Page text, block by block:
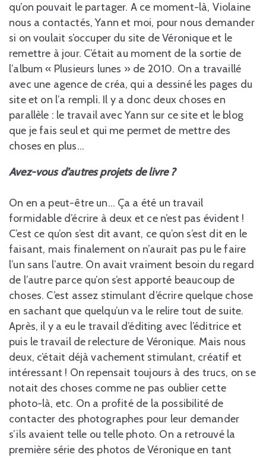
qu’on pouvait le partager. A ce moment-là, Violaine
nous a contactés, Yann et moi, pour nous demander
si on voulait s’occuper du site de Véronique et le
remettre à jour. C’était au moment de la sortie de
l’album « Plusieurs lunes » de 2010. On a travaillé
avec une agence de créa, qui a dessiné les pages du
site et on l’a rempli. Il y a donc deux choses en
parallèle : le travail avec Yann sur ce site et le blog
que je fais seul et qui me permet de mettre des
choses en plus…
Avez-vous d’autres projets de livre ?
On en a peut-être un… Ça a été un travail
formidable d’écrire à deux et ce n’est pas évident !
C’est ce qu’on s’est dit avant, ce qu’on s’est dit en le
faisant, mais finalement on n’aurait pas pu le faire
l’un sans l’autre. On avait vraiment besoin du regard
de l’autre parce qu’on s’est apporté beaucoup de
choses. C’est assez stimulant d’écrire quelque chose
en sachant que quelqu’un va le relire tout de suite.
Après, il y a eu le travail d’éditing avec l’éditrice et
puis le travail de relecture de Véronique. Mais nous
deux, c’était déjà vachement stimulant, créatif et
intéressant ! On repensait toujours à des trucs, on se
notait des choses comme ne pas oublier cette
photo-là, etc. On a profité de la possibilité de
contacter des photographes pour leur demander
s’ils avaient telle ou telle photo. On a retrouvé la
première série des photos de Véronique en tant